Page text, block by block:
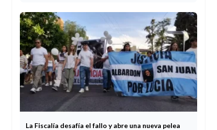
La Fiscalía desafía el fallo y abre una nueva pelea